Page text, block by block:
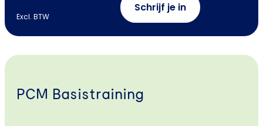
Excl. BTW
Schrijf je in
PCM Basistraining